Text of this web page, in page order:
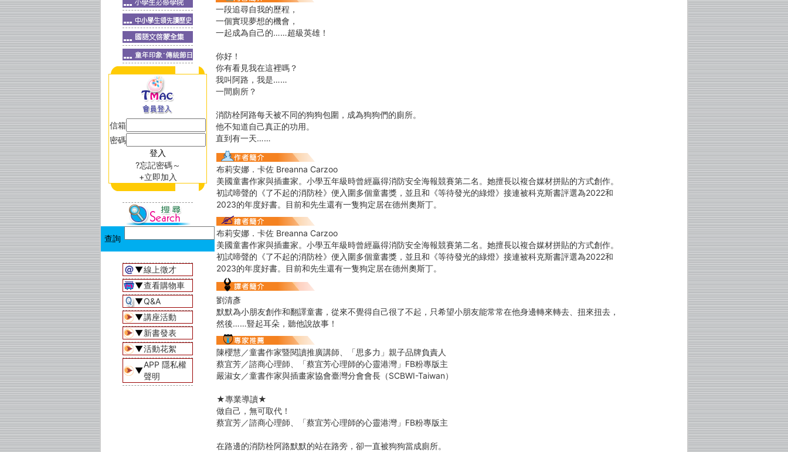
信箱
密碼
?忘記密碼～
+立即加入
▼線上徵才
▼查看購物車
▼Q&A
▼講座活動
▼新書發表
▼活動花絮
▼
APP 隱私權
聲明
一段追尋自我的歷程，
一個實現夢想的機會，
一起成為自己的……超級英雄！
你好！
你有看見我在這裡嗎？
我叫阿路，我是……
一間廁所？
消防栓阿路每天被不同的狗狗包圍，成為狗狗們的廁所。
他不知道自己真正的功用。
直到有一天……
布莉安娜．卡佐 Breanna Carzoo
美國童書作家與插畫家。小學五年級時曾經贏得消防安全海報競賽第二名。她擅長以複合媒材拼貼的方式創作。
初試啼聲的《了不起的消防栓》便入圍多個童書獎，並且和《等待發光的綠燈》接連被科克斯書評選為2022和
2023的年度好書。目前和先生還有一隻狗定居在德州奧斯丁。
布莉安娜．卡佐 Breanna Carzoo
美國童書作家與插畫家。小學五年級時曾經贏得消防安全海報競賽第二名。她擅長以複合媒材拼貼的方式創作。
初試啼聲的《了不起的消防栓》便入圍多個童書獎，並且和《等待發光的綠燈》接連被科克斯書評選為2022和
2023的年度好書。目前和先生還有一隻狗定居在德州奧斯丁。
劉清彥
默默為小朋友創作和翻譯童書，從來不覺得自己很了不起，只希望小朋友能常常在他身邊轉來轉去、扭來扭去，
然後……豎起耳朵，聽他說故事！
陳櫻慧／童書作家暨閱讀推廣講師、「思多力」親子品牌負責人
蔡宜芳／諮商心理師、「蔡宜芳心理師的心靈港灣」FB粉專版主
嚴淑女／童書作家與插畫家協會臺灣分會會長（SCBWI-Taiwan）
★專業導讀★
做自己，無可取代！
蔡宜芳／諮商心理師、「蔡宜芳心理師的心靈港灣」FB粉專版主
在路邊的消防栓阿路默默的站在路旁，卻一直被狗狗當成廁所。